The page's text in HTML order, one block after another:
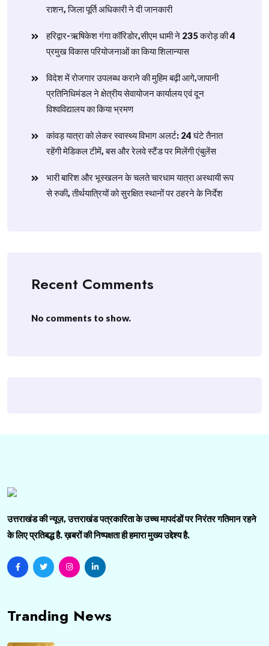
राशन, जिला पूर्ति अधिकारी ने दी जानकारी
हरिद्वार-ऋषिकेश गंगा कॉरिडोर,सीएम धामी ने 235 करोड़ की 4
प्रमुख विकास परियोजनाओं का किया शिलान्यास
विदेश में रोजगार उपलब्ध कराने की मुहिम बढ़ी आगे,जापानी
प्रतिनिधिमंडल ने क्षेत्रीय सेवायोजन कार्यालय एवं दून
विश्वविद्यालय का किया भ्रमण
​कांवड़ यात्रा को लेकर स्वास्थ्य विभाग अलर्ट: 24 घंटे तैनात
रहेंगी मेडिकल टीमें, बस और रेलवे स्टैंड पर मिलेंगी एंबुलेंस
​भारी बारिश और भूस्खलन के चलते चारधाम यात्रा अस्थायी रूप
से रुकी, तीर्थयात्रियों को सुरक्षित स्थानों पर ठहरने के निर्देश
Recent Comments
No comments to show.
उत्तराखंड की न्यूज़, उत्तराखंड पत्रकारिता के उच्च मापदंडों पर निरंतर गतिमान रहने
के लिए प्रतिबद्ध है. ख़बरों की निष्पक्षता ही हमारा मुख्य उद्देश्य है.
Tranding News